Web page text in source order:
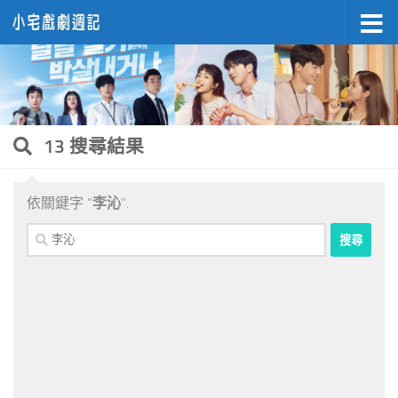
Skip to content
13 搜尋結果
依關鍵字 "李沁".
搜
尋